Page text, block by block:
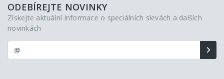
ODEBÍREJTE NOVINKY
Získejte aktuální informace o speciálních slevách a dalších
novinkách